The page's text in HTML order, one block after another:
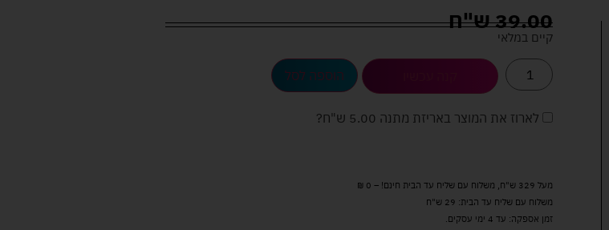
39.00ש"ח
קיים במלאי
הוספה לסל
לארוז את המוצר באריזת מתנה 5.00 ש"ח ?
מעל 329 ש"ח, משלוח עם שליח עד הבית חינם! – 0 ₪
משלוח עם שליח עד הבית: 29 ש"ח
זמן אספקה: עד 4 ימי עסקים.